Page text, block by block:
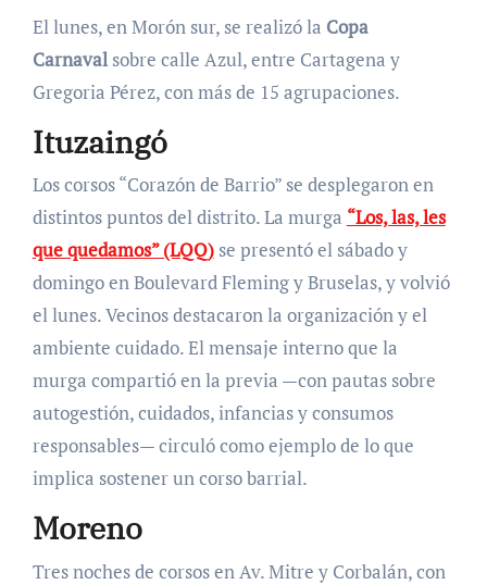
El lunes, en Morón sur, se realizó la Copa
Carnavalsobre calle Azul, entre Cartagena y
Gregoria Pérez, con más de 15 agrupaciones.
Ituzaingó
Los corsos “Corazón de Barrio” se desplegaron en
distintos puntos del distrito. La murga “Los, las, les
que quedamos” (LQQ)se presentó el sábado y
domingo en Boulevard Fleming y Bruselas, y volvió
el lunes. Vecinos destacaron la organización y el
ambiente cuidado. El mensaje interno que la
murga compartió en la previa —con pautas sobre
autogestión, cuidados, infancias y consumos
responsables— circuló como ejemplo de lo que
implica sostener un corso barrial.
Moreno
Tres noches de corsos en Av. Mitre y Corbalán, con